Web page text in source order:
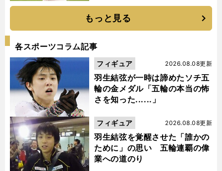
もっと見る
各スポーツコラム記事
羽生結弦が一時は諦めたソチ五
輪の金メダル「五輪の本当の怖
さを知った......」
2026.08.08更新
フィギュア
羽生結弦を覚醒させた「誰かの
ために」の思い 五輪連覇の偉
業への道のり
2026.08.08更新
フィギュア